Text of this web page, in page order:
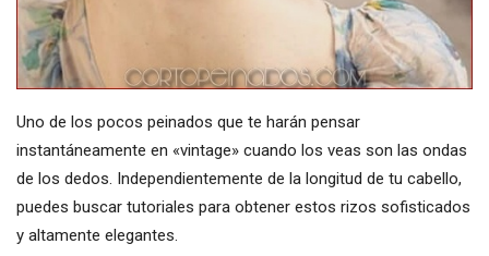
Uno de los pocos peinados que te harán pensar
instantáneamente en «vintage» cuando los veas son las ondas
de los dedos. Independientemente de la longitud de tu cabello,
puedes buscar tutoriales para obtener estos rizos sofisticados
y altamente elegantes.